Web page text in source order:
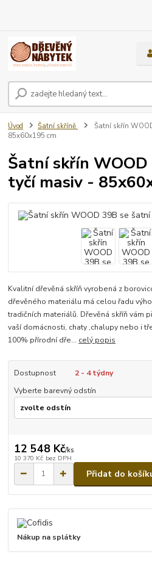
Úvod Šatní skříně
Šatní skřín
85x60x195 cm
Šatní skřín
tyčí masiv -
Kvalitní dřevěná skříň vyrobená z
dřevěného materiálu má celou řadu
tradičních materiálů. Dřevěná skříň vám
vaší domácnosti, chaty ,chalupy nebo i
100% přírodní dře... celý popis
Dostupnost
2 - 4 týdny
Vyberte barevný odstín
12 548 Kč/ks
10 370 Kč bez DPH
Přidat do
Nákup na splátky